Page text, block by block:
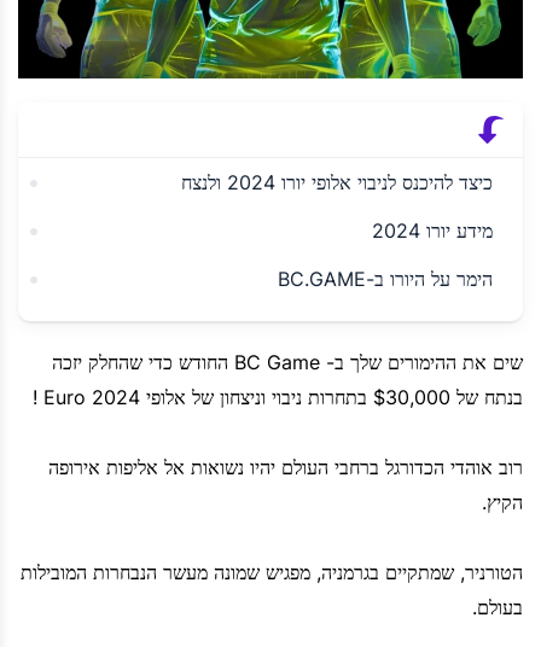
כיצד להיכנס לניבוי אלופי יורו 2024 ולנצח
מידע יורו 2024
הימר על היורו ב-BC.GAME
שים את ההימורים שלך ב- BC Game החודש כדי שהחלק יזכה
בנתח של $30,000 בתחרות ניבוי וניצחון של אלופי Euro 2024 !
רוב אוהדי הכדורגל ברחבי העולם יהיו נשואות אל אליפות אירופה
הקיץ.
הטורניר, שמתקיים בגרמניה, מפגיש שמונה מעשר הנבחרות המובילות
בעולם.